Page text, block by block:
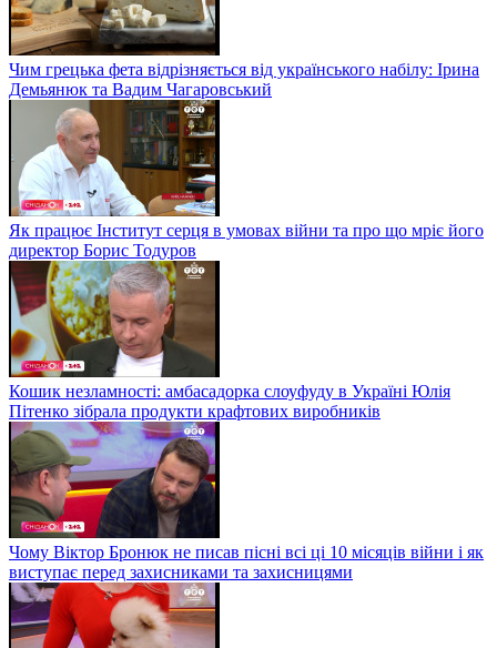
Чим грецька фета відрізняється від українського набілу: Ірина
Демьянюк та Вадим Чагаровський
Як працює Інститут серця в умовах війни та про що мріє його
директор Борис Тодуров
Кошик незламності: амбасадорка слоуфуду в Україні Юлія
Пітенко зібрала продукти крафтових виробників
Чому Віктор Бронюк не писав пісні всі ці 10 місяців війни і як
виступає перед захисниками та захисницями